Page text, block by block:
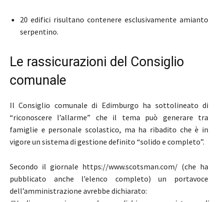
20 edifici risultano contenere esclusivamente amianto
serpentino.
Le rassicurazioni del Consiglio
comunale
IlConsiglio comunale di Edimburgo ha sottolineato di
“riconoscere l’allarme” che il tema può generare tra
famiglie e personale scolastico, ma ha ribadito che è in
vigore un sistema di gestione definito “solido e completo”.
Secondo il giornale https://www.scotsman.com/ (che ha
pubblicato anche l’elenco completo) un portavoce
dell’amministrazione avrebbe dichiarato: